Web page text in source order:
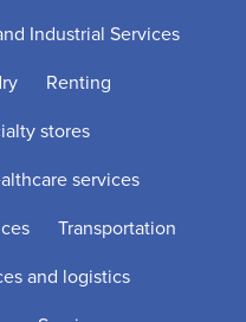
Industrial Services
Renting
stores
services
Transportation
and logistics